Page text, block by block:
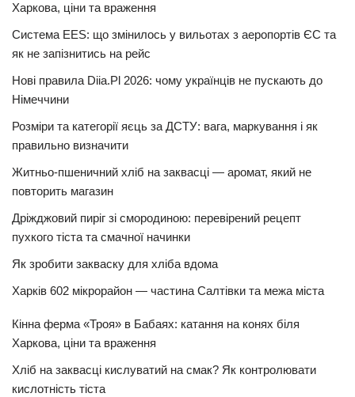
Харкова, ціни та враження
Система EES: що змінилось у вильотах з аеропортів ЄС та
як не запізнитись на рейс
Нові правила Diia.Pl 2026: чому українців не пускають до
Німеччини
Розміри та категорії яєць за ДСТУ: вага, маркування і як
правильно визначити
Житньо-пшеничний хліб на заквасці — аромат, який не
повторить магазин
Дріжджовий пиріг зі смородиною: перевірений рецепт
пухкого тіста та смачної начинки
Як зробити закваску для хліба вдома
Харків 602 мікрорайон — частина Салтівки та межа міста
Кінна ферма «Троя» в Бабаях: катання на конях біля
Харкова, ціни та враження
Хліб на заквасці кислуватий на смак? Як контролювати
кислотність тіста